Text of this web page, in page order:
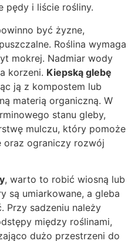
pędy i liście rośliny.
być żyzne,
Roślina wymaga
mokrej. Nadmiar wody
korzeni. Kiepską glebę
ją z kompostem lub
materią organiczną. W
stanu gleby,
mulczu, który pomoże
ograniczy rozwój
, warto to robić wiosną lub
są umiarkowane, a gleba
Przy sadzeniu należy
między roślinami,
dużo przestrzeni do